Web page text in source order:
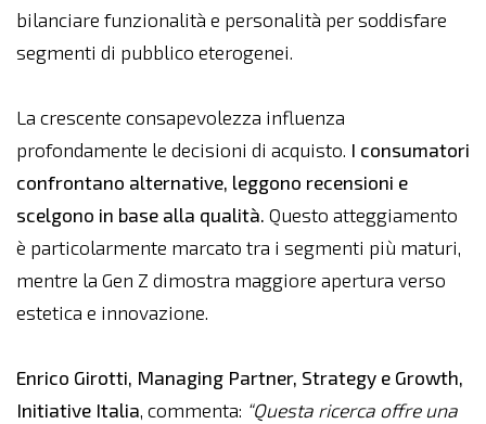
bilanciare funzionalità e personalità per soddisfare
segmenti di pubblico eterogenei.
La crescente consapevolezza influenza
profondamente le decisioni di acquisto. I consumatori
confrontano alternative, leggono recensioni e
scelgono in base alla qualità. Questo atteggiamento
è particolarmente marcato tra i segmenti più maturi,
mentre la Gen Z dimostra maggiore apertura verso
estetica e innovazione.
Enrico Girotti, Managing Partner, Strategy e Growth,
Initiative Italia, commenta: “Questa ricerca offre una